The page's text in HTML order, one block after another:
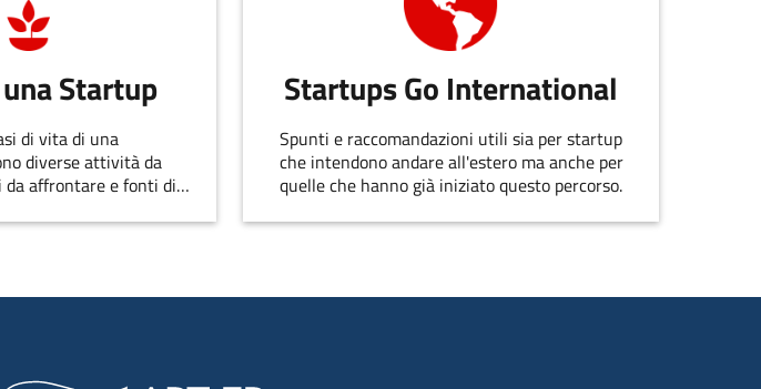
Startup
di vita di una
diverse attività da
affrontare e fonti di
Startups Go International
Spunti e raccomandazioni utili sia per startup
che intendono andare all'estero ma anche per
quelle che hanno già iniziato questo percorso.